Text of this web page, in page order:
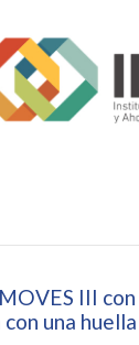
III
con una